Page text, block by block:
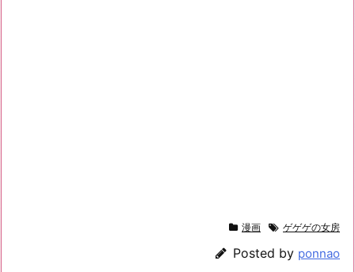
漫画 ゲゲゲの女房
Posted by ponnao